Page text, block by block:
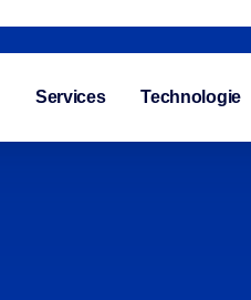
Services Technologie